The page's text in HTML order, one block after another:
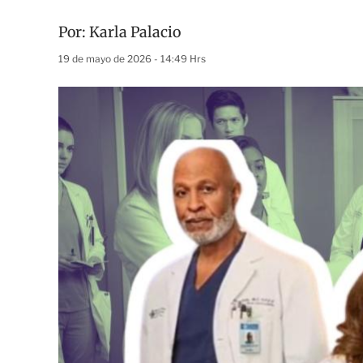
Por: Karla Palacio
19 de mayo de 2026 - 14:49 Hrs